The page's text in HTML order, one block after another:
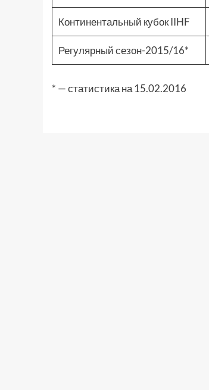
Континентальный кубок IIHF
Регулярный сезон-2015/16*
* — статистика на 15.02.2016